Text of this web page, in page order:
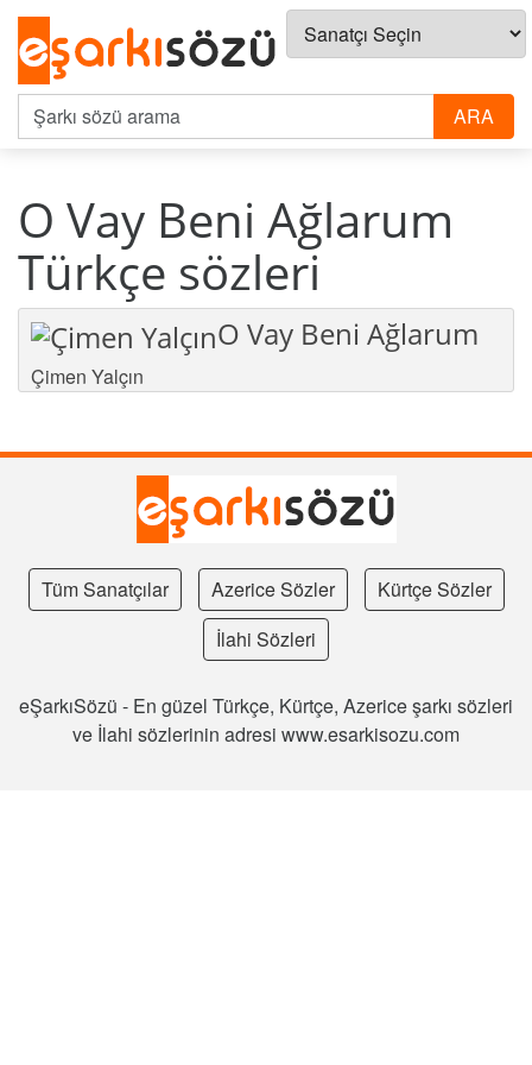
O Vay Beni Ağlarum
Türkçe sözleri
O Vay Beni Ağlarum
Çimen Yalçın
Tüm Sanatçılar Azerice Sözler
Kürtçe Sözler
İlahi Sözleri
eŞarkıSözü - En güzel Türkçe, Kürtçe, Azerice şarkı sözleri
ve İlahi sözlerinin adresi www.esarkisozu.com